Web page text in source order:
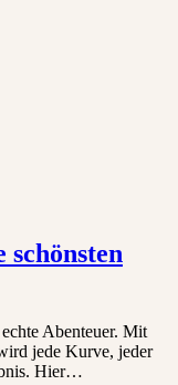
Abenteuer. Mit
jede Kurve, jeder
Hier…